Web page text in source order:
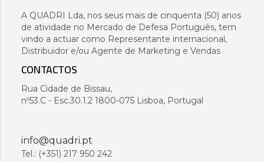
A QUADRI Lda, nos seus mais de cinquenta (50) anos
de atividade no Mercado de Defesa Português, tem
vindo a actuar como Representante internacional,
Distribuidor e/ou Agente de Marketing e Vendas
CONTACTOS
Rua Cidade de Bissau,
nº53.C - Esc.30.1.2 1800-075 Lisboa, Portugal
info@quadri.pt
Tel.: (+351) 217 950 242